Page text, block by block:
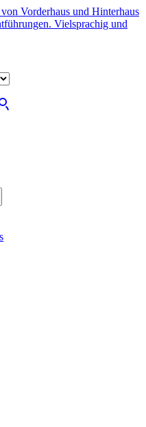
Vorderhaus und Hinterhaus
Vielsprachig und